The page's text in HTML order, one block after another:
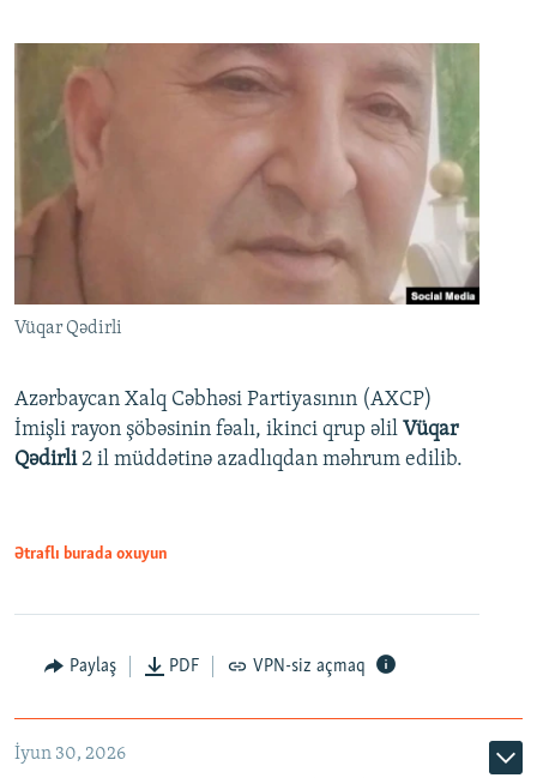
Vüqar Qədirli
Azərbaycan Xalq Cəbhəsi Partiyasının (AXCP)
İmişli rayon şöbəsinin fəalı, ikinci qrup əlil Vüqar
Qədirli2 il müddətinə azadlıqdan məhrum edilib.
Ətraflı burada oxuyun
Paylaş PDF VPN-siz açmaq
İyun 30, 2026